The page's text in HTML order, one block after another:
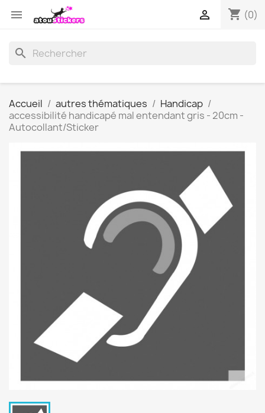
 shopping_cart (0)

search
Accueil autres thématiques
Handicap
accessibilité handicapé mal entendant gris - 20cm -
Autocollant/Sticker